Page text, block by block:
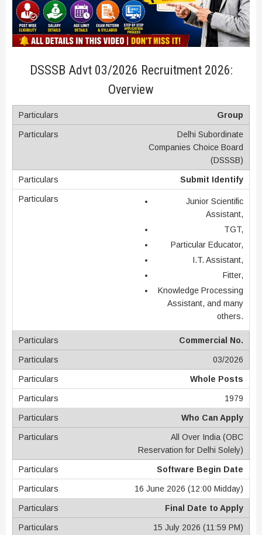
DSSSB Advt 03/2026 Recruitment 2026:
Overview
Group
Delhi Subordinate
Companies Choice Board
(DSSSB)
Submit Identify
Junior Scientific
Assistant,
TGT,
Particular Educator,
I.T. Assistant,
Fitter,
Knowledge Processing
Assistant, and many
others.
Commercial No.
03/2026
Whole Posts
1979
Who Can Apply
All Over India (OBC
Reservation for Delhi Solely)
Software Begin Date
16 June 2026 (12:00 Midday)
Final Date to Apply
15 July 2026 (11:59 PM)